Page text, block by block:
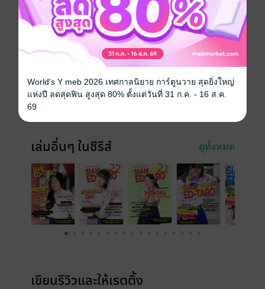
ซีรีส์ สยาม เอ็ดตะโร
interactive media
11 เมษายน 2561
ความยาว 64 หน้า
เล่มอื่นๆ ในซีรีส์ ดูทั้งหมด
เขียนรีวิวและให้เรตติ้ง
World's Y meb 2026 เทศกาลนิยาย การ์ตูนวาย สุดยิ่งใหญ่
แห่งปี ลดสุดฟิน สูงสุด 80% ตั้งแต่วันที่ 31 ก.ค. - 16 ส.ค.
69